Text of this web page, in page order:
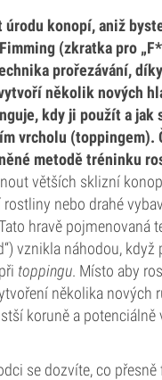
úrodu konopí, aniž
(zkratka pro
prořezávání,
několik nových
kdy ji použít a jak
vrcholu (toppingem).
metodě tréninku
větších sklizní
nebo drahé
hravě pojmenovaná
vznikla náhodou,
toppingu. Místo aby
několika nových
koruně a potenciálně
se dozvíte, co